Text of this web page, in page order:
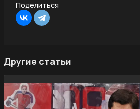
Поделиться
Другие статьи